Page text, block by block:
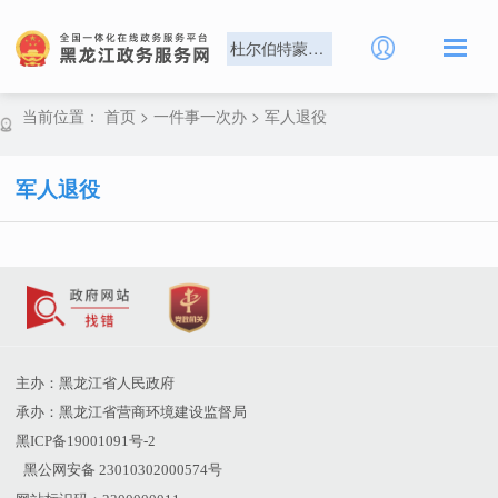
杜尔伯特蒙古族自治县
当前位置： 首页 > 一件事一次办 > 军人退役
军人退役
主办：黑龙江省人民政府
承办：黑龙江省营商环境建设监督局
黑ICP备19001091号-2
黑公网安备 23010302000574号